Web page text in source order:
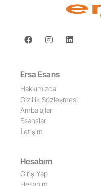
Ersa Esans
Hakkımızda
Gizlilik Sözleşmesi
Ambalajlar
Esanslar
İletişim
Hesabım
Giriş Yap
Hesabım